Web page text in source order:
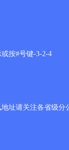
按#号键-3-2-4
址请关注各省级